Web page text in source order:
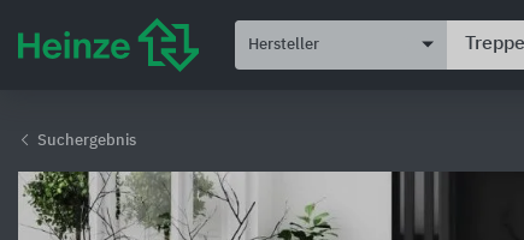
Hersteller
Suchergebnis